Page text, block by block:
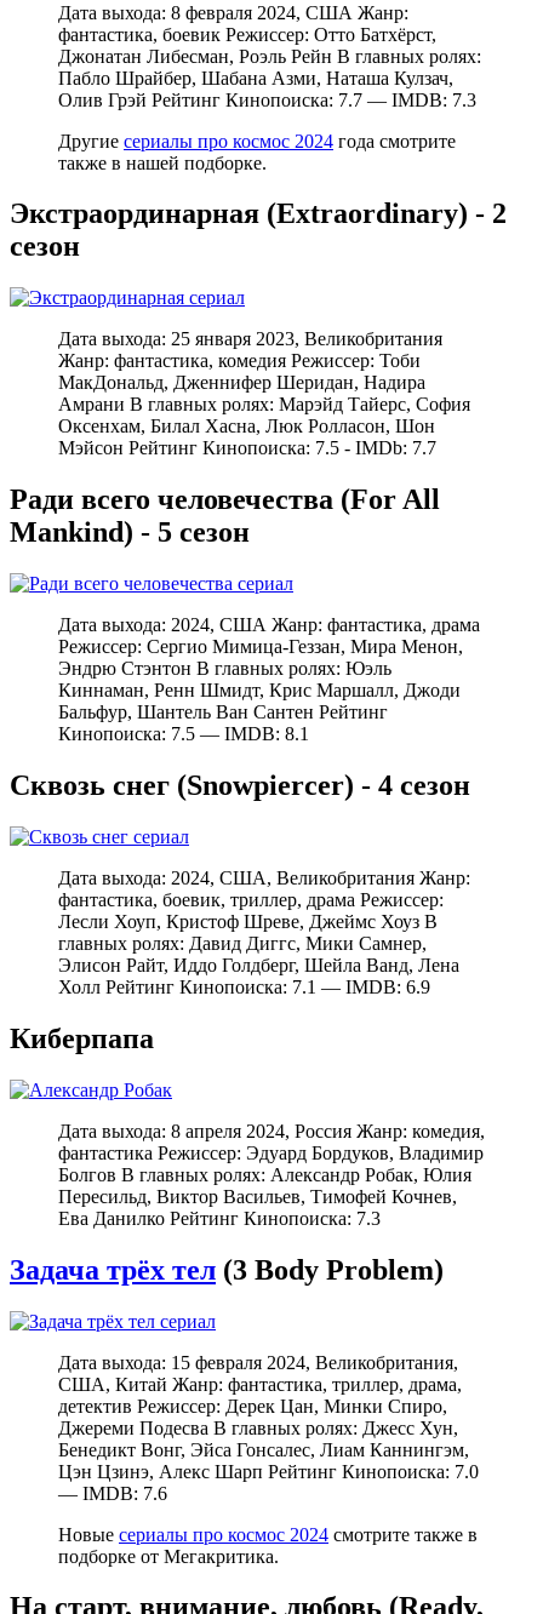
Дата выхода: 8 февраля 2024, США Жанр:
фантастика, боевик Режиссер: Отто Батхёрст,
Джонатан Либесман, Роэль Рейн В главных ролях:
Пабло Шрайбер, Шабана Азми, Наташа Кулзач,
Олив Грэй Рейтинг Кинопоиска: 7.7 — IMDB: 7.3
Другие сериалы про космос 2024 года смотрите
также в нашей подборке.
Экстраординарная (Extraordinary) - 2
сезон
Дата выхода: 25 января 2023, Великобритания
Жанр: фантастика, комедия Режиссер: Тоби
МакДональд, Дженнифер Шеридан, Надира
Амрани В главных ролях: Марэйд Тайерс, София
Оксенхам, Билал Хасна, Люк Ролласон, Шон
Мэйсон Рейтинг Кинопоиска: 7.5 - IMDb: 7.7
Ради всего человечества (For All
Mankind) - 5 сезон
Дата выхода: 2024, США Жанр: фантастика, драма
Режиссер: Сергио Мимица-Геззан, Мира Менон,
Эндрю Стэнтон В главных ролях: Юэль
Киннаман, Ренн Шмидт, Крис Маршалл, Джоди
Бальфур, Шантель Ван Сантен Рейтинг
Кинопоиска: 7.5 — IMDB: 8.1
Сквозь снег (Snowpiercer) - 4 сезон
Дата выхода: 2024, США, Великобритания Жанр:
фантастика, боевик, триллер, драма Режиссер:
Лесли Хоуп, Кристоф Шреве, Джеймс Хоуз В
главных ролях: Давид Диггс, Мики Самнер,
Элисон Райт, Иддо Голдберг, Шейла Ванд, Лена
Холл Рейтинг Кинопоиска: 7.1 — IMDB: 6.9
Киберпапа
Дата выхода: 8 апреля 2024, Россия Жанр: комедия,
фантастика Режиссер: Эдуард Бордуков, Владимир
Болгов В главных ролях: Александр Робак, Юлия
Пересильд, Виктор Васильев, Тимофей Кочнев,
Ева Данилко Рейтинг Кинопоиска: 7.3
Задача трёх тел (3 Body Problem)
Дата выхода: 15 февраля 2024, Великобритания,
США, Китай Жанр: фантастика, триллер, драма,
детектив Режиссер: Дерек Цан, Минки Спиро,
Джереми Подесва В главных ролях: Джесс Хун,
Бенедикт Вонг, Эйса Гонсалес, Лиам Каннингэм,
Цэн Цзинэ, Алекс Шарп Рейтинг Кинопоиска: 7.0
— IMDB: 7.6
Новые сериалы про космос 2024 смотрите также в
подборке от Мегакритика.
На старт, внимание, любовь (Ready,